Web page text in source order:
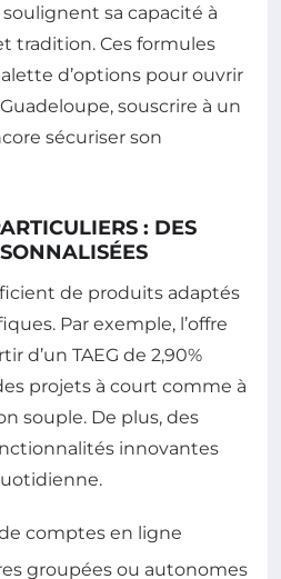
sa capacité à
tradition. Ces formules
d’options pour ouvrir
Guadeloupe, souscrire à un
sécuriser son
: DES
de produits adaptés
Par exemple, l’offre
d’un TAEG de 2,90%
projets à court comme à
souple. De plus, des
innovantes
comptes en ligne
groupées ou autonomes